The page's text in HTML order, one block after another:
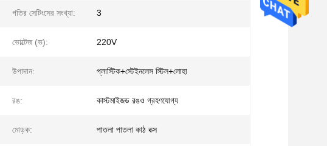
গতির সেটিংসের সংখ্যা: 3
ভোল্টেজ (ভ): 220V
উপাদান: প্লাস্টিক+স্টেইনলেস স্টিল+লোহা
রঙ: কাস্টমাইজড রঙও গ্রহণযোগ্য
মোড়ক: পাতলা পাতলা কাঠ বক্স